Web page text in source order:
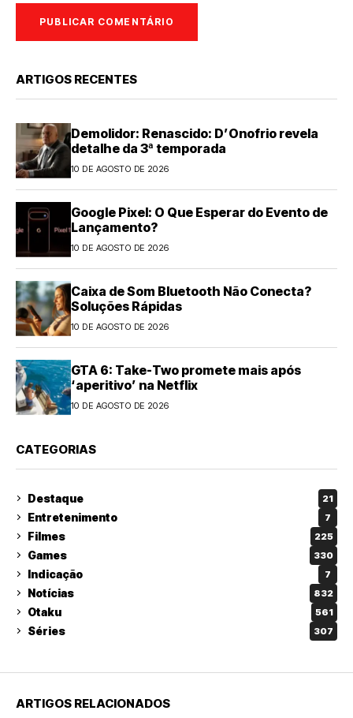
ARTIGOS RECENTES
Demolidor: Renascido: D’Onofrio revela
detalhe da 3ª temporada
10 DE AGOSTO DE 2026
Google Pixel: O Que Esperar do Evento de
Lançamento?
10 DE AGOSTO DE 2026
Caixa de Som Bluetooth Não Conecta?
Soluções Rápidas
10 DE AGOSTO DE 2026
GTA 6: Take-Two promete mais após
‘aperitivo’ na Netflix
10 DE AGOSTO DE 2026
CATEGORIAS
Destaque 21
Entretenimento 7
Filmes 225
Games 330
Indicação 7
Notícias 832
Otaku 561
Séries 307
ARTIGOS RELACIONADOS